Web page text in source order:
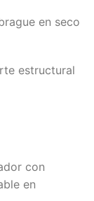
en seco
estructural
con
en